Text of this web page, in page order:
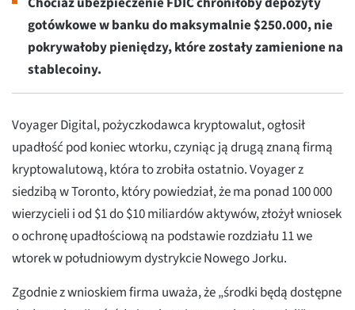
gotówkowe w banku do maksymalnie $250.000, nie
pokrywałoby pieniędzy, które zostały zamienione na
stablecoiny.
Voyager Digital, pożyczkodawca kryptowalut, ogłosił
upadłość pod koniec wtorku, czyniąc ją drugą znaną firmą
kryptowalutową, która to zrobiła ostatnio. Voyager z
siedzibą w Toronto, który powiedział, że ma ponad 100 000
wierzycieli i od $1 do $10 miliardów aktywów, złożył wniosek
o ochronę upadłościową na podstawie rozdziału 11 we
wtorek w południowym dystrykcie Nowego Jorku.
Zgodnie z wnioskiem firma uważa, że „środki będą dostępne